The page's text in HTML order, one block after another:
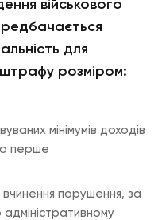
військового
для
штрафу розміром:
мінімумів доходів
перше
порушення, за